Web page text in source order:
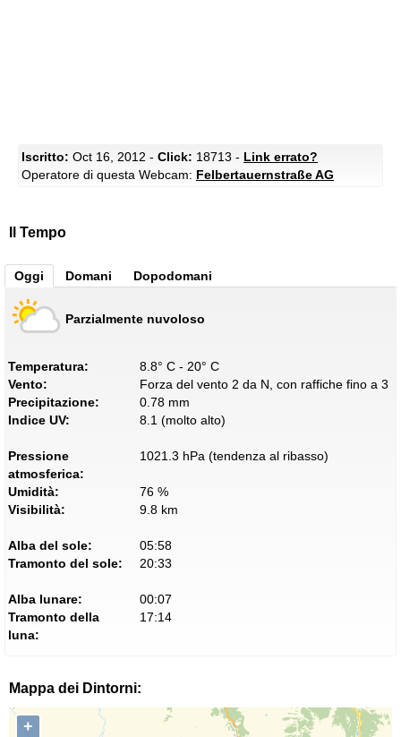
Iscritto: Oct 16, 2012 - Click: 18713 - Link errato?
Operatore di questa Webcam: Felbertauernstraße AG
Il Tempo
Oggi Domani Dopodomani
Parzialmente nuvoloso
Temperatura:
8.8° C - 20° C
Vento:
Forza del vento 2 da N, con raffiche fino a 3
Precipitazione:
0.78 mm
Indice UV:
8.1 (molto alto)
Pressione
atmosferica:
1021.3 hPa (tendenza al ribasso)
Umidità:
76 %
Visibilità:
9.8 km
Alba del sole:
05:58
Tramonto del sole:
20:33
Alba lunare:
00:07
Tramonto della
luna:
17:14
Mappa dei Dintorni:
+